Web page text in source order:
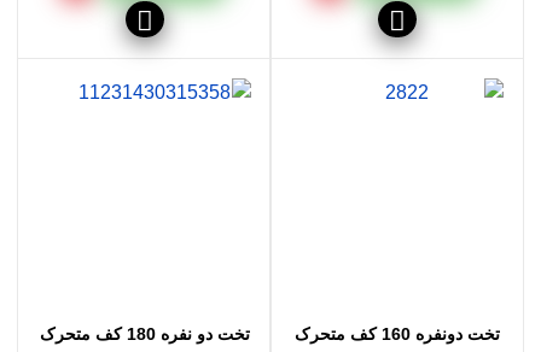
تخت دونفره 160 کف متحرک
تخت دو نفره 180 کف متحرک